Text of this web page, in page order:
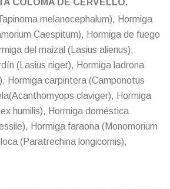
melanocephalum), Hormiga
Caespitum), Hormiga de fuego
del maizal (Lasius alienus),
(Lasius niger), Hormiga ladrona
Hormiga carpintera (Camponotus
claviger), Hormiga
humilis), Hormiga doméstica
Hormiga faraona (Monomorium
(Paratrechina longicornis),